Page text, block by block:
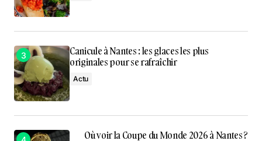
Canicule à Nantes : les glaces les plus
originales pour se rafraîchir
Actu
Où voir la Coupe du Monde 2026 à Nantes ?